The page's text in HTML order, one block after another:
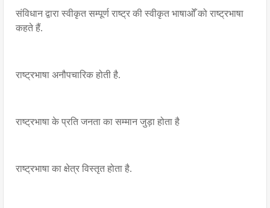
संविधान द्वारा स्वीकृत सम्पूर्ण राष्ट्र की स्वीकृत भाषाओँ को राष्ट्रभाषा
कहते हैं.
राष्ट्रभाषा अनौपचारिक होती है.
राष्ट्रभाषा के प्रति जनता का सम्मान जुड़ा होता है
राष्ट्रभाषा का क्षेत्र विस्तृत होता है.